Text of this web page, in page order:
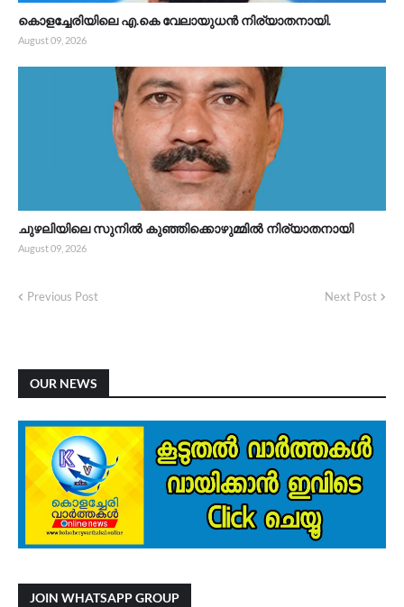
കൊളച്ചേരിയിലെ എ.കെ വേലായുധൻ നിര്യാതനായി.
August 09, 2026
ചുഴലിയിലെ സുനിൽ കുഞ്ഞിക്കൊഴുമ്മിൽ നിര്യാതനായി
August 09, 2026
Previous Post Next Post
OUR NEWS
JOIN WHATSAPP GROUP